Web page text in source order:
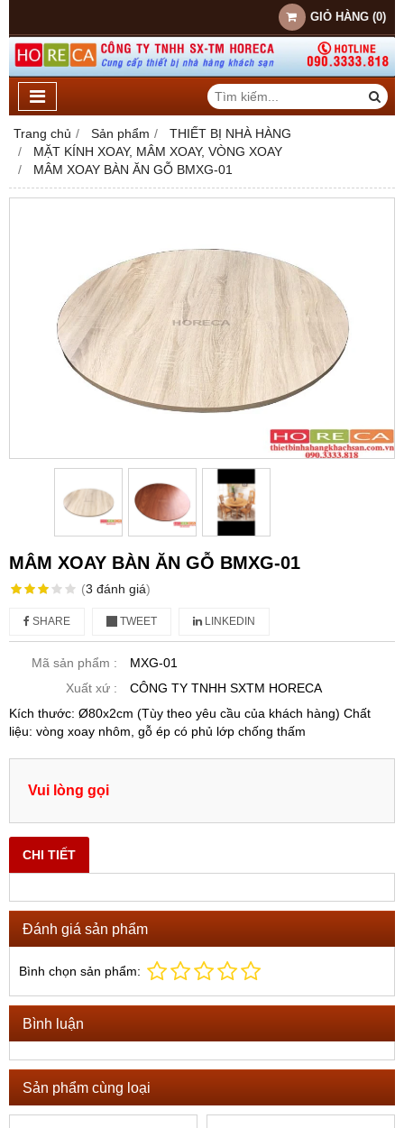
GIỎ HÀNG (0)
Trang chủ Sản phẩm
THIẾT BỊ NHÀ HÀNG
MẶT KÍNH XOAY, MÂM XOAY, VÒNG XOAY
MÂM XOAY BÀN ĂN GỖ BMXG-01
MÂM XOAY BÀN ĂN GỖ BMXG-01
(3 đánh giá)
SHARE TWEET LINKEDIN
Mã sản phẩm :
MXG-01
Xuất xứ :
CÔNG TY TNHH SXTM HORECA
Kích thước: Ø80x2cm (Tùy theo yêu cầu của khách hàng) Chất
liệu: vòng xoay nhôm, gỗ ép có phủ lớp chống thấm
Vui lòng gọi
CHI TIẾT
Đánh giá sản phẩm
Bình chọn sản phẩm:
Bình luận
Sản phẩm cùng loại